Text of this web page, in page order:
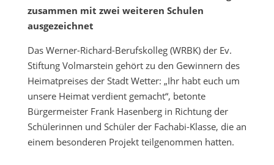
zusammen mit zwei weiteren Schulen
ausgezeichnet
Das Werner-Richard-Berufskolleg (WRBK) der Ev.
Stiftung Volmarstein gehört zu den Gewinnern des
Heimatpreises der Stadt Wetter: „Ihr habt euch um
unsere Heimat verdient gemacht“, betonte
Bürgermeister Frank Hasenberg in Richtung der
Schülerinnen und Schüler der Fachabi-Klasse, die an
einem besonderen Projekt teilgenommen hatten.